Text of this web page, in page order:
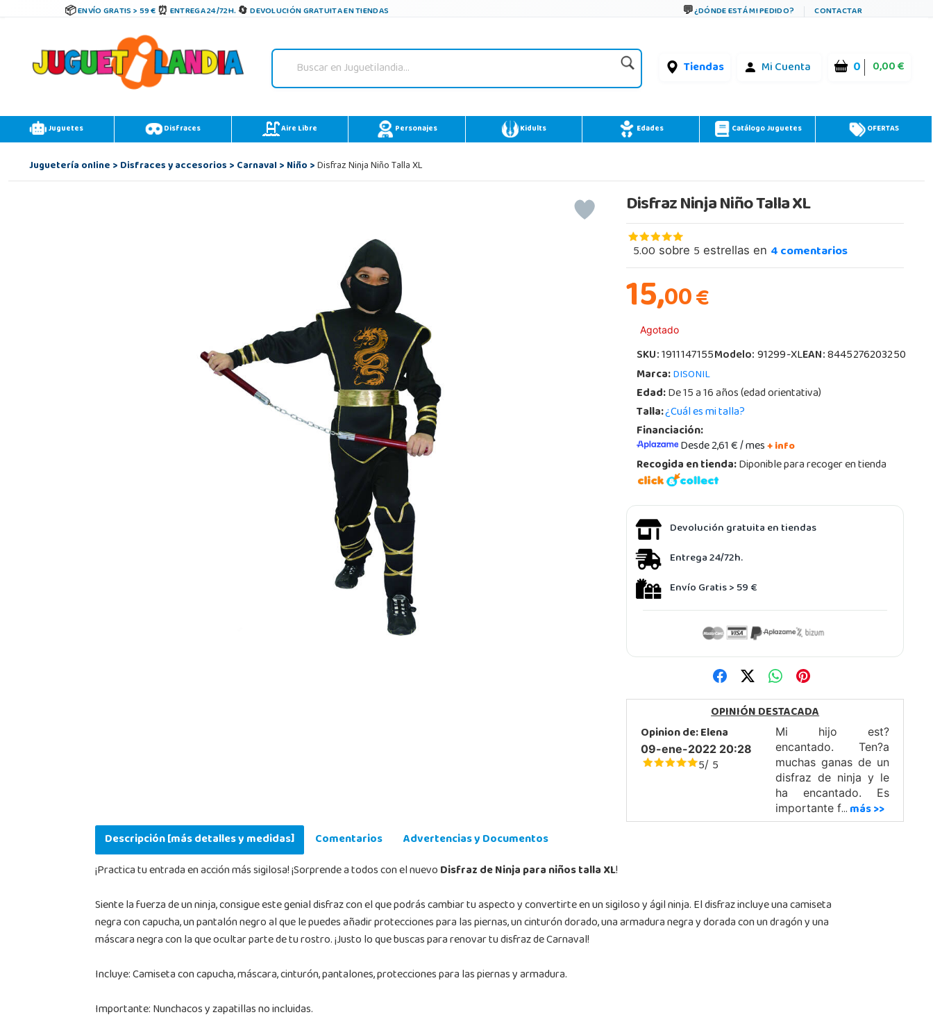
ENVÍO GRATIS > 59 € ENTREGA 24/72H. DEVOLUCIÓN GRATUITA EN TIENDAS ¿DÓNDE ESTÁ MI PEDIDO? CONTACTAR
Tiendas Mi Cuenta 0 0,00 €
Juguetes Disfraces Aire Libre Personajes Kidults Edades Catálogo Juguetes OFERTAS
Juguetería online>Disfraces y accesorios>Carnaval>Niño>Disfraz Ninja Niño Talla XL
Disfraz Ninja Niño Talla XL
5.00 sobre 5 estrellas en 4comentarios
15,00€
Agotado
SKU:1911147155Modelo:91299-XLEAN:8445276203250
Marca:DISONIL
Edad:De 15 a 16 años (edad orientativa)
Talla:¿Cuál es mi talla?
Financiación:
Desde 2,61 € / mes+ info
Recogida en tienda:Diponible para recoger en tienda
Devolución gratuita en tiendas
Entrega 24/72h.
Envío Gratis > 59 €
OPINIÓN DESTACADA
Opinion de:Elena
09-ene-2022 20:28
5/ 5
Mi hijo est?
encantado. Ten?a
muchas ganas de un
disfraz de ninja y le
ha encantado. Es
importante f...más >>
Descripción [más detalles y medidas]
Comentarios
Advertencias y Documentos
¡Practica tu entrada en acción más sigilosa! ¡Sorprende a todos con el nuevoDisfraz de Ninja para niños talla XL!
Siente la fuerza de un ninja, consigue este genial disfraz con el que podrás cambiar tu aspecto y convertirte en un sigiloso y ágil ninja. El disfraz incluye una camiseta
negra con capucha, un pantalón negro al que le puedes añadir protecciones para las piernas, un cinturón dorado, una armadura negra y dorada con un dragón y una
máscara negra con la que ocultar parte de tu rostro. ¡Justo lo que buscas para renovar tu disfraz de Carnaval!
Incluye: Camiseta con capucha, máscara, cinturón, pantalones, protecciones para las piernas y armadura.
Importante: Nunchacos y zapatillas no incluidas.